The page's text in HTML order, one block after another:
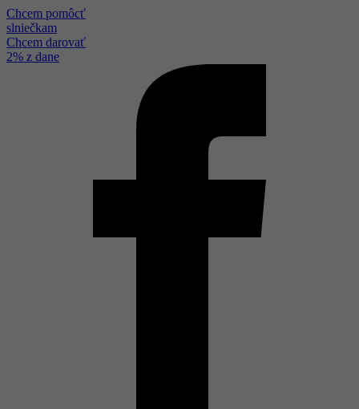
Chcem pomôcť
slniečkam
Chcem darovať
2% z dane